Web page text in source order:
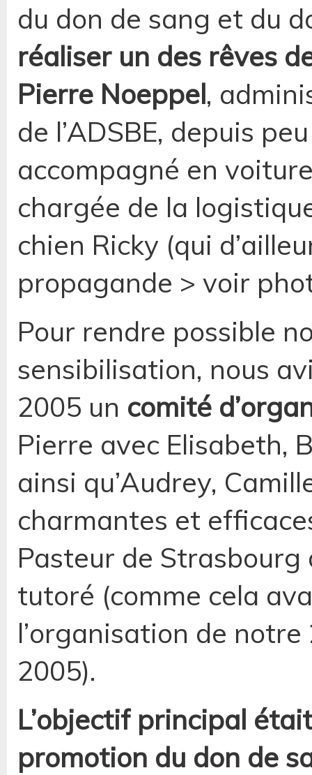
du don de sang et du
réaliser un des rêves
Pierre Noeppel,
de l’ADSBE, depuis
accompagné en
chargée de la
chien Ricky (qui
propagande > voir
Pour rendre possible
sensibilisation, nous
2005 un comité
Pierre avec Elisabeth,
ainsi qu’Audrey,
charmantes et
Pasteur de Strasbourg
tutoré (comme cela
l’organisation de
2005).
L’objectif principal
promotion du don de